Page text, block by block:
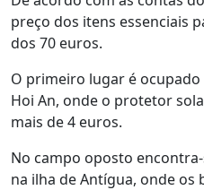
preço dos itens essenciais
dos 70 euros.
O primeiro lugar é
Hoi An, onde o protetor
mais de 4 euros.
No campo oposto encontra-
na ilha de Antígua, onde os